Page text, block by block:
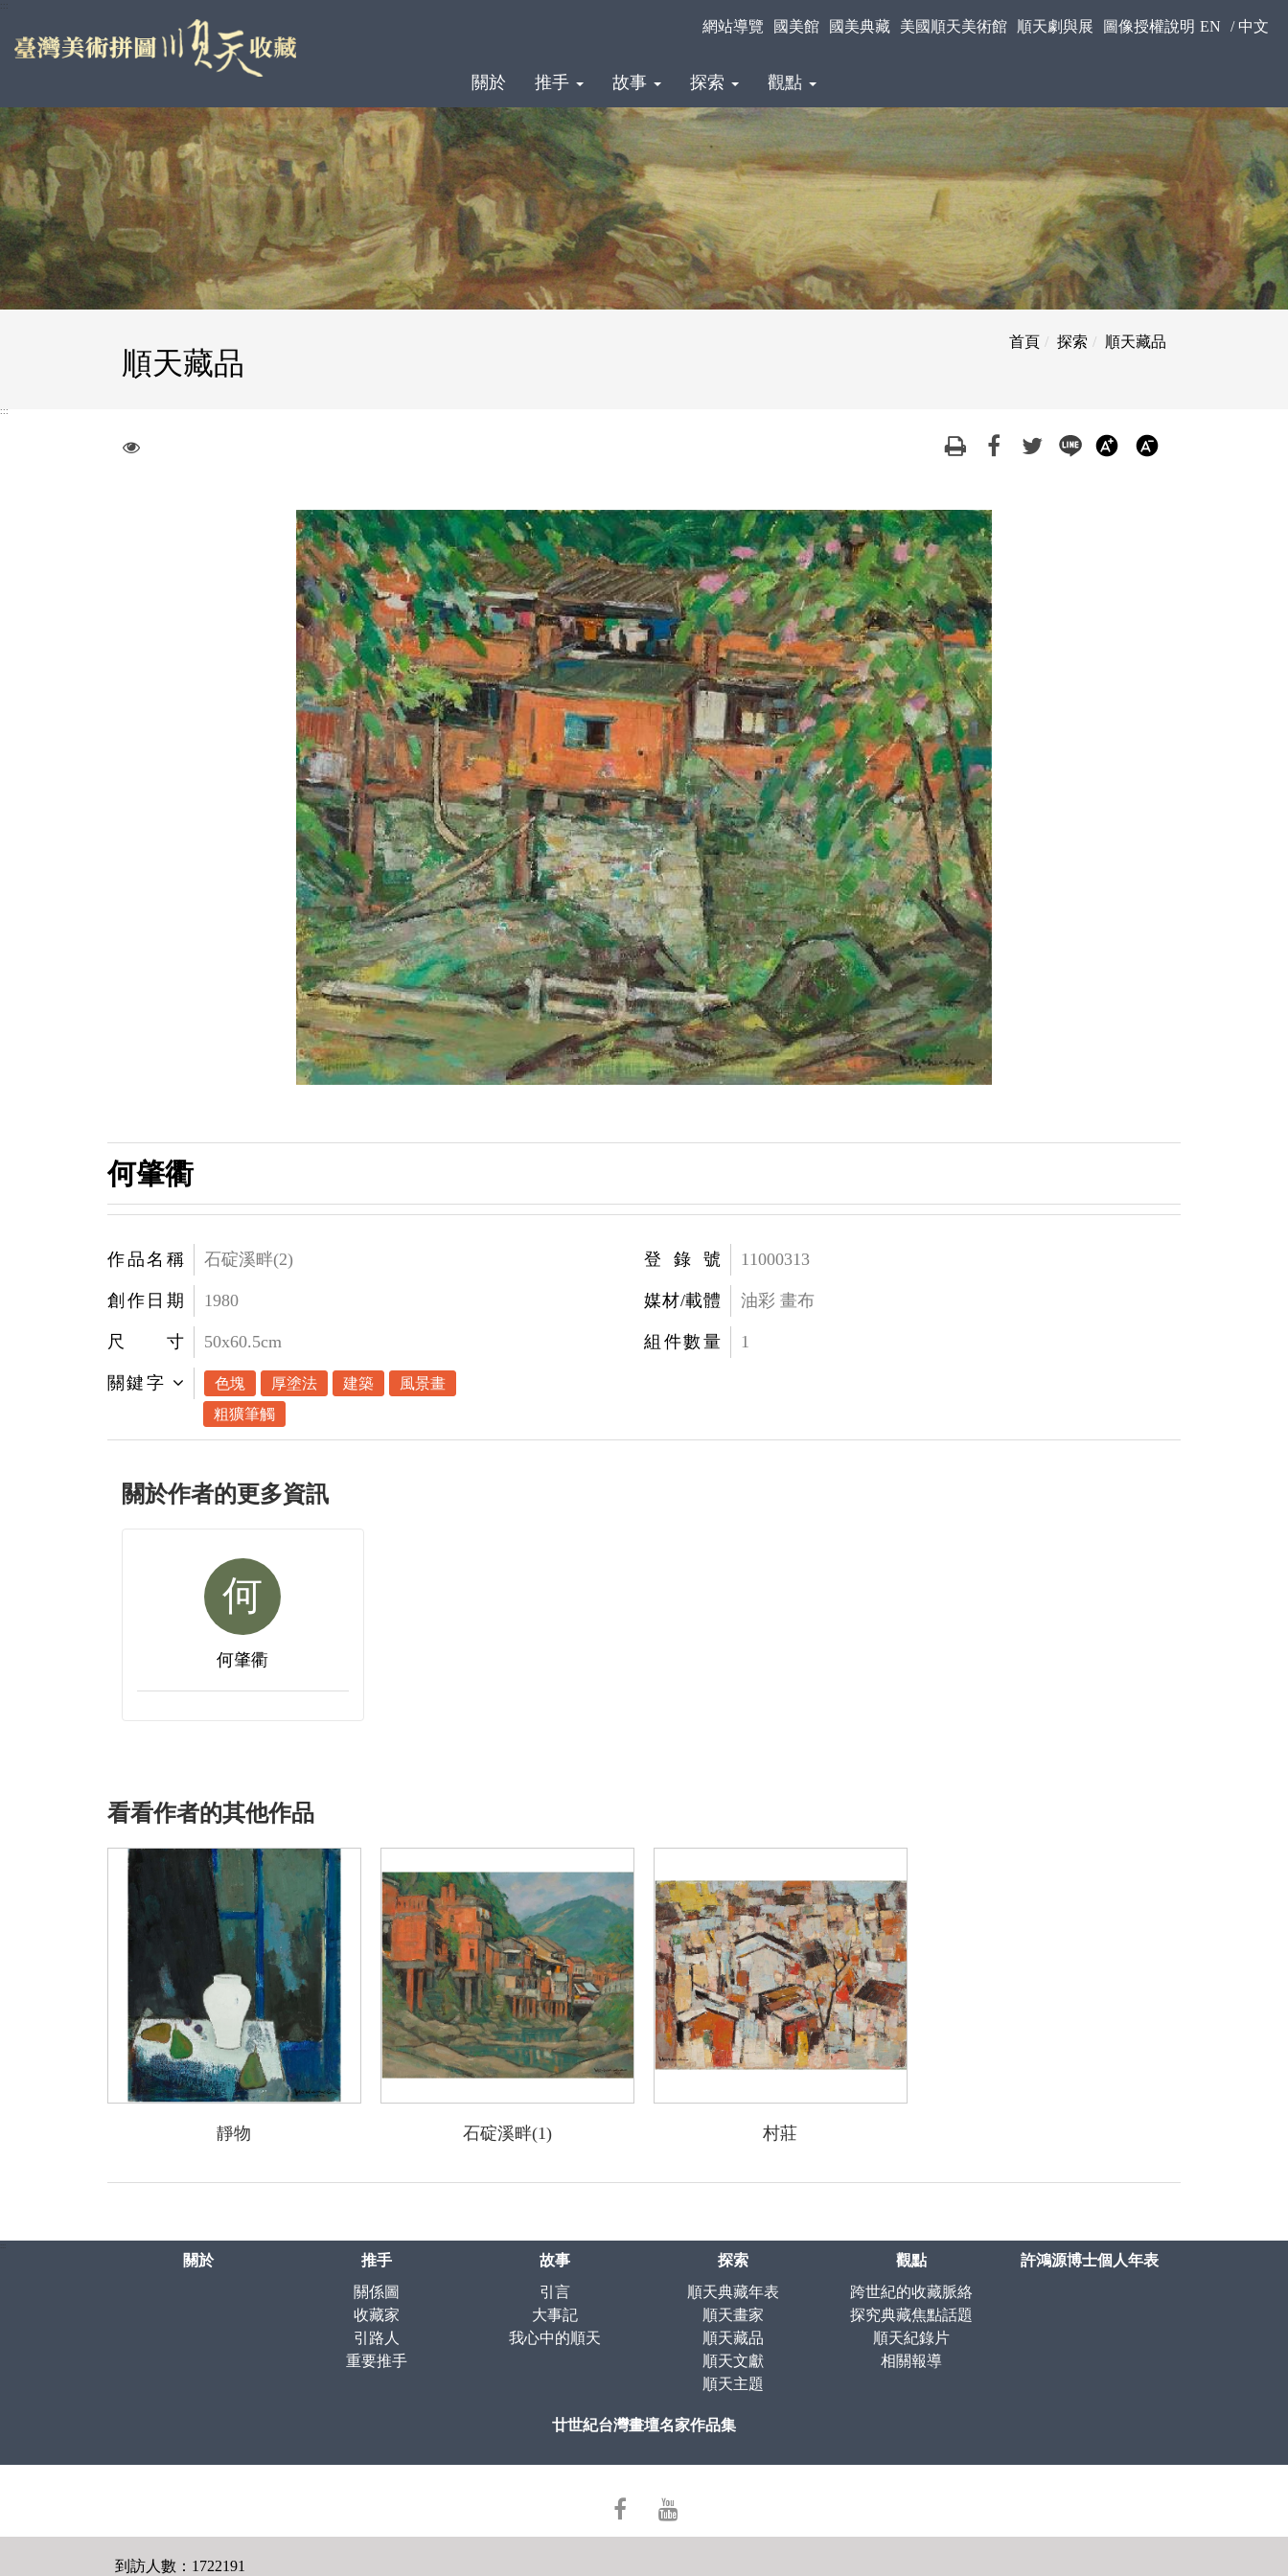
跳
到
主
內
容
區
塊
:::
網站導覽 國美館 國美典藏 美國順天美術館 順天劇與展 圖像授權說明 EN / 中文
關於 推手 故事 探索 觀點
:::
首頁 探索 順天藏品
順天藏品
visit
何肇衢
作品名稱 石碇溪畔(2) 登錄號 11000313
創作日期 1980 媒材/載體 油彩 畫布
尺寸 50x60.5cm 組件數量 1
關鍵字 色塊 厚塗法 建築
風景畫
粗獷筆觸
關於作者的更多資訊
何
何肇衢
看看作者的其他作品
靜物 石碇溪畔(1) 村莊
關於
推手
關係圖
收藏家
引路人
重要推手
故事
引言
大事記
我心中的順天
探索
順天典藏年表
順天畫家
順天藏品
順天文獻
順天主題
觀點
跨世紀的收藏脈絡
探究典藏焦點話題
順天紀錄片
相關報導
許鴻源博士個人年表
廿世紀台灣畫壇名家作品集
facebook
到訪人數：1722191